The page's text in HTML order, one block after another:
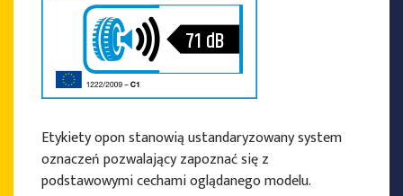
71dB
Etykiety opon stanowią ustandaryzowany system
oznaczeń pozwalający zapoznać się z
podstawowymi cechami oglądanego modelu.